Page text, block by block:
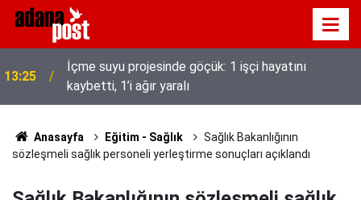
13:25
İçme suyu projesinde göçük: 1 işçi hayatını
kaybetti, 1’i ağır yaralı
Anasayfa Eğitim - Sağlık
Sağlık Bakanlığının
sözleşmeli sağlık personeli yerleştirme sonuçları açıklandı